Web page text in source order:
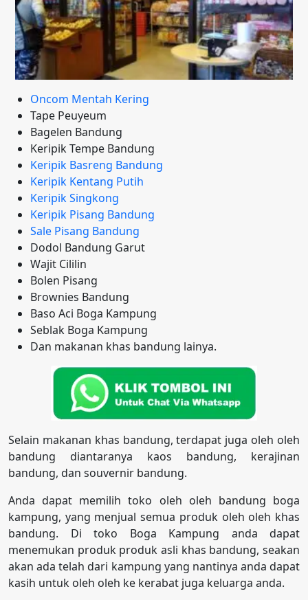
Oncom Mentah Kering
Tape Peuyeum
Bagelen Bandung
Keripik Tempe Bandung
Keripik Basreng Bandung
Keripik Kentang Putih
Keripik Singkong
Keripik Pisang Bandung
Sale Pisang Bandung
Dodol Bandung Garut
Wajit Cililin
Bolen Pisang
Brownies Bandung
Baso Aci Boga Kampung
Seblak Boga Kampung
Dan makanan khas bandung lainya.
Selain makanan khas bandung, terdapat juga oleh oleh
bandung diantaranya kaos bandung, kerajinan
bandung, dan souvernir bandung.
Anda dapat memilih toko oleh oleh bandung boga
kampung, yang menjual semua produk oleh oleh khas
bandung. Di toko Boga Kampung anda dapat
menemukan produk produk asli khas bandung, seakan
akan ada telah dari kampung yang nantinya anda dapat
kasih untuk oleh oleh ke kerabat juga keluarga anda.